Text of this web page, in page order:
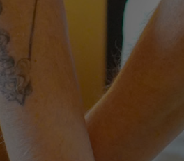
ÜBER UNS
REZENSIONEN